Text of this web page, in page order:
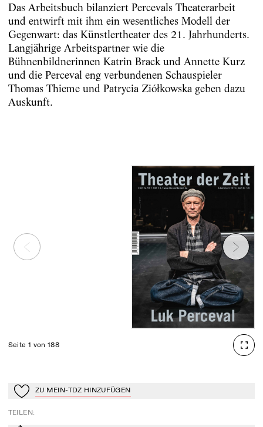
Das Arbeitsbuch bilanziert Percevals Theaterarbeit
und entwirft mit ihm ein wesentliches Modell der
Gegenwart: das Künstlertheater des 21. Jahrhunderts.
Langjährige Arbeitspartner wie die
Bühnenbildnerinnen Katrin Brack und Annette Kurz
und die Perceval eng verbundenen Schauspieler
Thomas Thieme und Patrycia Ziółkowska geben dazu
Auskunft.
Seite 1 von 188
Zu Mein-TdZ hinzufügen
ZU MEIN-TDZ HINZUFÜGEN
TEILEN: